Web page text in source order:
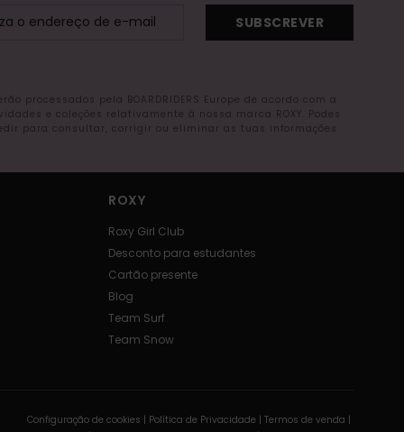
SUBSCREVER
pela BOARDRIDERS Europe de acordo com a
e coleções relativamente à nossa marca ROXY. Podes
para consultar, corrigir ou eliminar as tuas informações
ROXY
Roxy Girl Club
Desconto para estudantes
Cartão presente
Blog
Team Surf
Team Snow
Configuração de cookies | Política de Privacidade | Termos de venda |